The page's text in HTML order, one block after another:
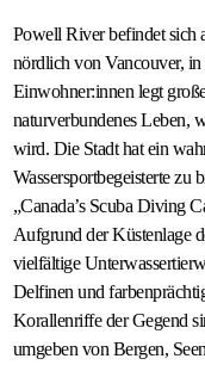
Powell River befindet sich
nördlich von Vancouver,
Einwohner:innen legt
naturverbundenes Leben,
wird. Die Stadt hat ein
Wassersportbegeisterte
„Canada’s Scuba Diving
Aufgrund der Küstenlage
vielfältige
Delfinen und
Korallenriffe der Gegend
umgeben von Bergen,